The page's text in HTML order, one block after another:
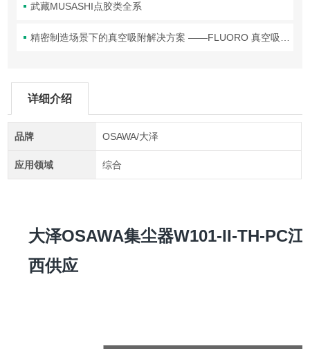
武藏MUSASHI点胶类全系
精密制造场景下的真空吸附解决方案 ——FLUORO 真空吸笔头技术解析
详细介绍
品牌 OSAWA/大泽
应用领域 综合
大泽OSAWA集尘器W101-II-TH-PC江
西供应